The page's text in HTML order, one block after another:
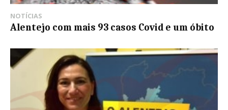
NOTÍCIAS
Alentejo com mais 93 casos Covid e um óbito